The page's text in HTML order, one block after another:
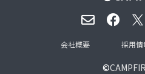
©
会社概要 採用情